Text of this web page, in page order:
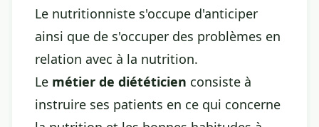
Le nutritionniste s'occupe d'anticiper
ainsi que de s'occuper des problèmes en
relation avec à la nutrition.
Le métier de diététicien consiste à
instruire ses patients en ce qui concerne